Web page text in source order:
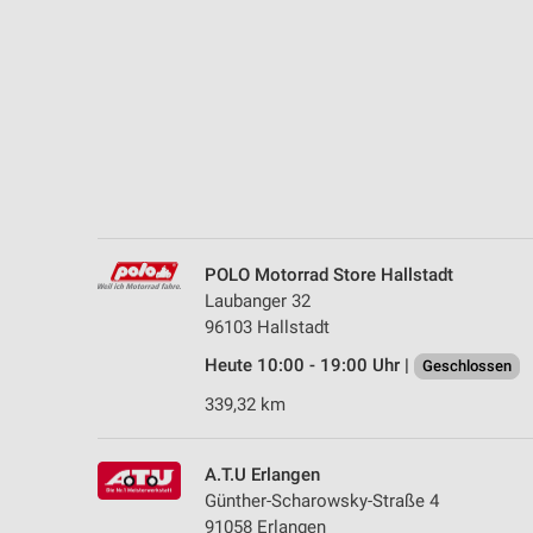
POLO Motorrad Store Hallstadt
Laubanger 32
96103 Hallstadt
Heute 10:00 - 19:00 Uhr |
Geschlossen
339,32 km
A.T.U Erlangen
Günther-Scharowsky-Straße 4
91058 Erlangen
Verwendung genauer Standortdaten
Geräte anhand von aktiv angeforderten Informationen
Funktional